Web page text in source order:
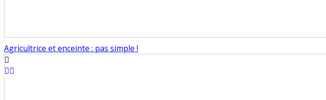
Agricultrice et enceinte : pas simple !